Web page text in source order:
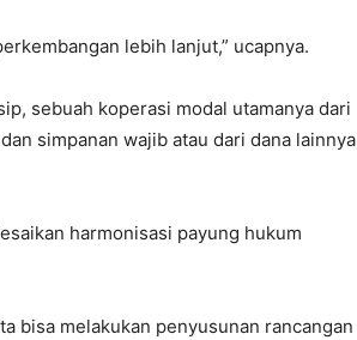
lebih lanjut,” ucapnya.
sebuah koperasi modal utamanya dari
simpanan wajib atau dari dana lainnya
harmonisasi payung hukum
bisa melakukan penyusunan rancangan